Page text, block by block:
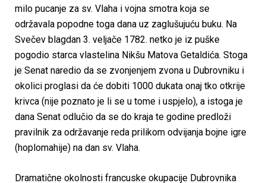
milo pucanje za sv. Vlaha i vojna smotra koja se
održavala popodne toga dana uz zaglušujuću buku. Na
Svečev blagdan 3. veljače 1782. netko je iz puške
pogodio starca vlastelina Nikšu Matova Getaldića. Stoga
je Senat naredio da se zvonjenjem zvona u Dubrovniku i
okolici proglasi da će dobiti 1000 dukata onaj tko otkrije
krivca (nije poznato je li se u tome i uspjelo), a istoga je
dana Senat odlučio da se do kraja te godine predloži
pravilnik za održavanje reda prilikom odvijanja bojne igre
(hoplomahije) na dan sv. Vlaha.
Dramatične okolnosti francuske okupacije Dubrovnika